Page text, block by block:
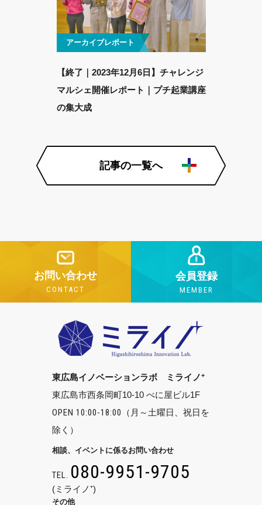
アーカイブレポート
【終了｜2023年12月6日】チャレンジ
マルシェ開催レポート｜プチ起業講座
の集大成
記事の一覧へ
お問い合わせ
CONTACT
会員登録
MEMBER
東広島イノベーションラボ ミライノ+
東広島市西条岡町10-10 べに屋ビル1F
OPEN 10:00-18:00
（月～土曜日、祝日を
除く）
相談、イベントに係るお問い合わせ
TEL. 080-9951-9705
(ミライノ⁺)
その他